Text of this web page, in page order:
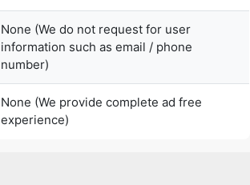
None (We do not request for user
information such as email / phone
number)
None (We provide complete ad free
experience)